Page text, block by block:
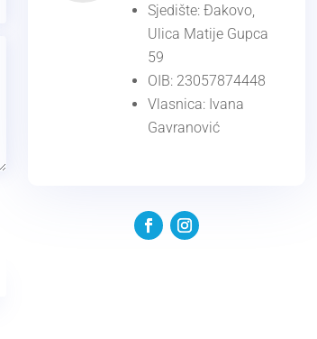
Sjedište: Đakovo,
Ulica Matije Gupca
59
OIB: 23057874448
Vlasnica: Ivana
Gavranović